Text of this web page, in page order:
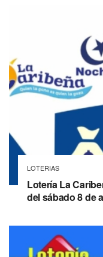
LOTERIAS
Lotería La
del sábado 8 de